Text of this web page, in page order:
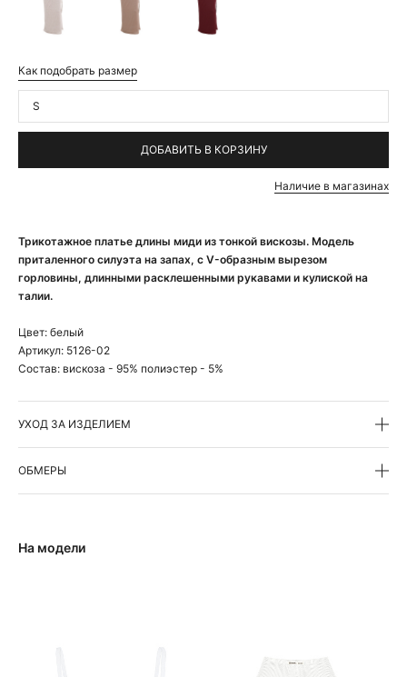
Трикотажное платье длины миди из тонкой вискозы. Модель
приталенного силуэта на запах, с V-образным вырезом
горловины, длинными расклешенными рукавами и кулиской на
талии.
Цвет: белый
Артикул: 5126-02
Состав: вискоза - 95% полиэстер - 5%
УХОД ЗА ИЗДЕЛИЕМ
ОБМЕРЫ
Как подобрать размер
S
ДОБАВИТЬ В КОРЗИНУ
Наличие в магазинах
На модели